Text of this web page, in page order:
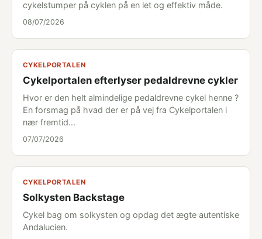
cykelstumper på cyklen på en let og effektiv måde.
08/07/2026
CYKELPORTALEN
Cykelportalen efterlyser pedaldrevne cykler
Hvor er den helt almindelige pedaldrevne cykel henne ?
En forsmag på hvad der er på vej fra Cykelportalen i
nær fremtid...
07/07/2026
CYKELPORTALEN
Solkysten Backstage
Cykel bag om solkysten og opdag det ægte autentiske
Andalucien.